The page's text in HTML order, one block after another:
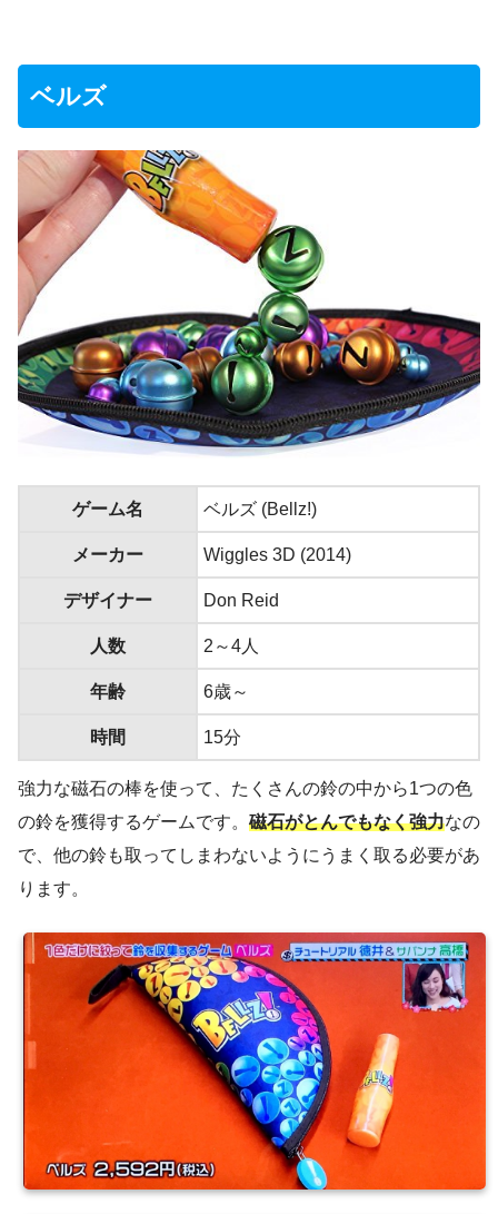
ベルズ
ゲーム名 ベルズ (Bellz!)
メーカー Wiggles 3D (2014)
デザイナー Don Reid
人数 2～4人
年齢 6歳～
時間 15分
強力な磁石の棒を使って、たくさんの鈴の中から1つの色
の鈴を獲得するゲームです。 磁石がとんでもなく強力なの
で、他の鈴も取ってしまわないようにうまく取る必要があ
ります。